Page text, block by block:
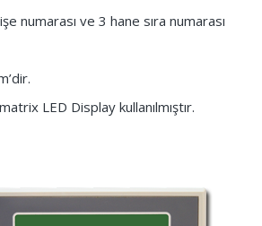
numarası ve 3 hane sıra numarası
LED Display kullanılmıştır.